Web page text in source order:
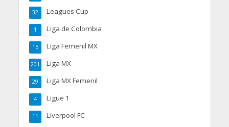
Leagues Cup
32
Liga de Colombia
1
Liga Femenil MX
15
Liga MX
201
Liga MX Femenil
29
Ligue 1
4
Liverpool FC
11